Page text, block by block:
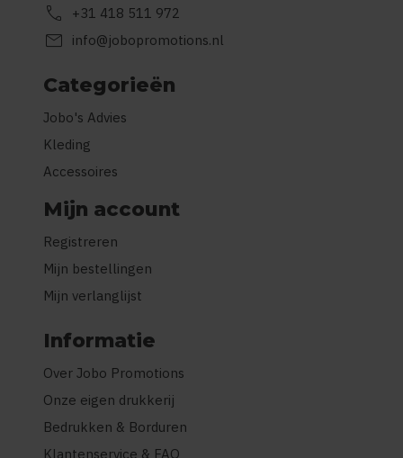
call +31 418 511 972
mail info@jobopromotions.nl
Categorieën
Jobo's Advies
Kleding
Accessoires
Mijn account
Registreren
Mijn bestellingen
Mijn verlanglijst
Informatie
Over Jobo Promotions
Onze eigen drukkerij
Bedrukken & Borduren
Klantenservice & FAQ